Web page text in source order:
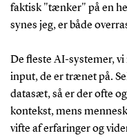
faktisk "tænker" på en
synes jeg, er både
De fleste AI-systemer,
input, de er trænet på.
datasæt, så er der ofte
kontekst, mens
vifte af erfaringer og